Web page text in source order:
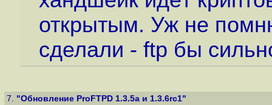
открытым. Уж не
сделали - ftp бы
7. "Обновление ProFTPD 1.3.5a и 1.3.6rc1"